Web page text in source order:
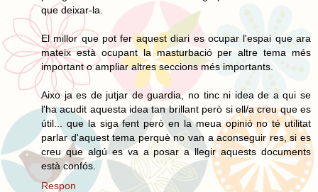
que deixar-la.
El millor que pot fer aquest diari es ocupar l'espai que ara
mateix està ocupant la masturbació per altre tema més
important o ampliar altres seccions més importants.
Aixo ja es de jutjar de guardia, no tinc ni idea de a qui se
l'ha acudit aquesta idea tan brillant però si ell/a creu que es
útil... que la siga fent però en la meua opinió no té utilitat
parlar d'aquest tema perquè no van a aconseguir res, si es
creu que algú es va a posar a llegir aquests documents
està confós.
Respon